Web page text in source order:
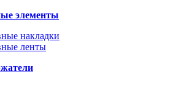
элементы
накладки
ленты